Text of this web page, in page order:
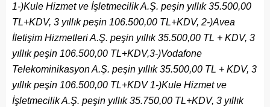
1-)Kule Hizmet ve İşletmecilik A.Ş. peşin yıllık 35.500,00
TL+KDV, 3 yıllık peşin 106.500,00 TL+KDV, 2-)Avea
İletişim Hizmetleri A.Ş. peşin yıllık 35.500,00 TL + KDV, 3
yıllık peşin 106.500,00 TL+KDV,3-)Vodafone
Telekominikasyon A.Ş. peşin yıllık 35.500,00 TL + KDV, 3
yıllık peşin 106.500,00 TL+KDV 1-)Kule Hizmet ve
İşletmecilik A.Ş. peşin yıllık 35.750,00 TL+KDV, 3 yıllık